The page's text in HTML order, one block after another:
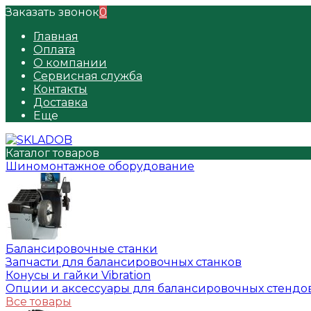
Заказать звонок0
Главная
Оплата
О компании
Сервисная служба
Контакты
Доставка
Еще
Каталог товаров
Шиномонтажное оборудование
Балансировочные станки
Запчасти для балансировочных станков
Конусы и гайки Vibration
Опции и аксессуары для балансировочных
Все товары